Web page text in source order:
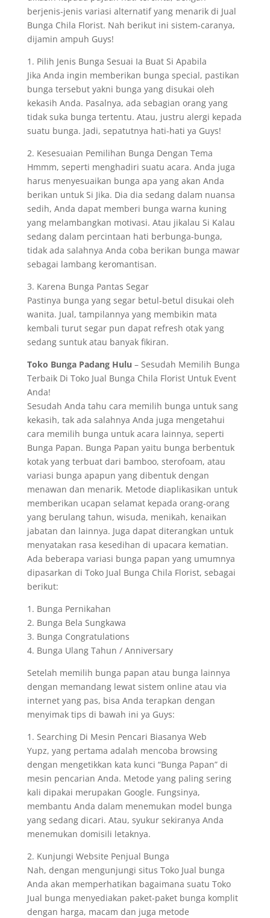
berjenis-jenis variasi alternatif yang menarik di Jual
Bunga Chila Florist. Nah berikut ini sistem-caranya,
dijamin ampuh Guys!
1. Pilih Jenis Bunga Sesuai Ia Buat Si Apabila
Jika Anda ingin memberikan bunga special, pastikan
bunga tersebut yakni bunga yang disukai oleh
kekasih Anda. Pasalnya, ada sebagian orang yang
tidak suka bunga tertentu. Atau, justru alergi kepada
suatu bunga. Jadi, sepatutnya hati-hati ya Guys!
2. Kesesuaian Pemilihan Bunga Dengan Tema
Hmmm, seperti menghadiri suatu acara. Anda juga
harus menyesuaikan bunga apa yang akan Anda
berikan untuk Si Jika. Dia dia sedang dalam nuansa
sedih, Anda dapat memberi bunga warna kuning
yang melambangkan motivasi. Atau jikalau Si Kalau
sedang dalam percintaan hati berbunga-bunga,
tidak ada salahnya Anda coba berikan bunga mawar
sebagai lambang keromantisan.
3. Karena Bunga Pantas Segar
Pastinya bunga yang segar betul-betul disukai oleh
wanita. Jual, tampilannya yang membikin mata
kembali turut segar pun dapat refresh otak yang
sedang suntuk atau banyak fikiran.
Toko Bunga Padang Hulu – Sesudah Memilih Bunga
Terbaik Di Toko Jual Bunga Chila Florist Untuk Event
Anda!
Sesudah Anda tahu cara memilih bunga untuk sang
kekasih, tak ada salahnya Anda juga mengetahui
cara memilih bunga untuk acara lainnya, seperti
Bunga Papan. Bunga Papan yaitu bunga berbentuk
kotak yang terbuat dari bamboo, sterofoam, atau
variasi bunga apapun yang dibentuk dengan
menawan dan menarik. Metode diaplikasikan untuk
memberikan ucapan selamat kepada orang-orang
yang berulang tahun, wisuda, menikah, kenaikan
jabatan dan lainnya. Juga dapat diterangkan untuk
menyatakan rasa kesedihan di upacara kematian.
Ada beberapa variasi bunga papan yang umumnya
dipasarkan di Toko Jual Bunga Chila Florist, sebagai
berikut:
1. Bunga Pernikahan
2. Bunga Bela Sungkawa
3. Bunga Congratulations
4. Bunga Ulang Tahun / Anniversary
Setelah memilih bunga papan atau bunga lainnya
dengan memandang lewat sistem online atau via
internet yang pas, bisa Anda terapkan dengan
menyimak tips di bawah ini ya Guys:
1. Searching Di Mesin Pencari Biasanya Web
Yupz, yang pertama adalah mencoba browsing
dengan mengetikkan kata kunci “Bunga Papan” di
mesin pencarian Anda. Metode yang paling sering
kali dipakai merupakan Google. Fungsinya,
membantu Anda dalam menemukan model bunga
yang sedang dicari. Atau, syukur sekiranya Anda
menemukan domisili letaknya.
2. Kunjungi Website Penjual Bunga
Nah, dengan mengunjungi situs Toko Jual bunga
Anda akan memperhatikan bagaimana suatu Toko
Jual bunga menyediakan paket-paket bunga komplit
dengan harga, macam dan juga metode